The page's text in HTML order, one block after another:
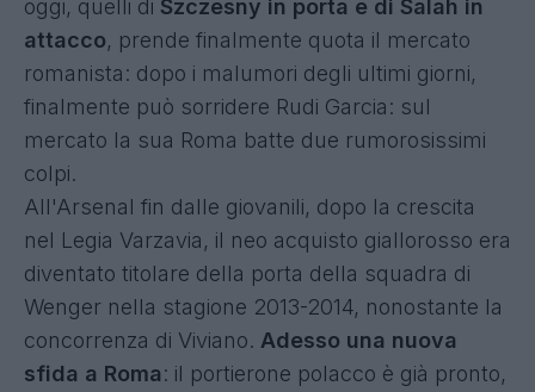
oggi, quelli di Szczesny in porta e di Salah in
attacco, prende finalmente quota il mercato
romanista: dopo i malumori degli ultimi giorni,
finalmente può sorridere Rudi Garcia: sul
mercato la sua Roma batte due rumorosissimi
colpi.
All'Arsenal fin dalle giovanili, dopo la crescita
nel Legia Varzavia, il neo acquisto giallorosso era
diventato titolare della porta della squadra di
Wenger nella stagione 2013-2014, nonostante la
concorrenza di Viviano. Adesso una nuova
sfida a Roma: il portierone polacco è già pronto,